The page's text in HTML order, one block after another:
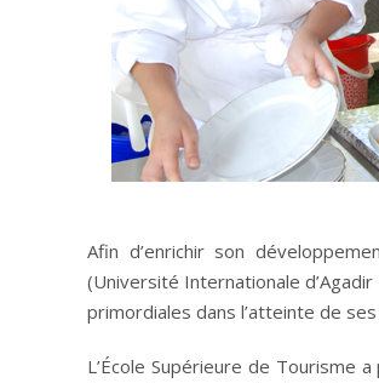
Afin d’enrichir son
(Université Internationale
primordiales dans l’atteinte de
L’École Supérieure de Tourisme